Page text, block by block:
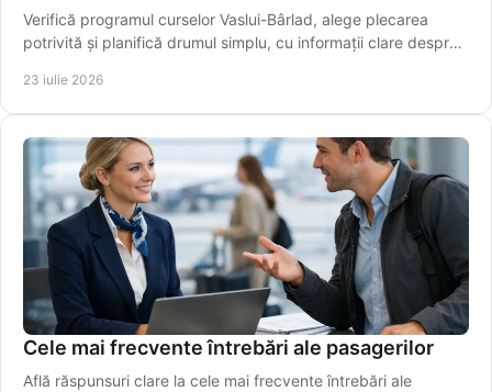
Verifică programul curselor Vaslui-Bârlad, alege plecarea
potrivită și planifică drumul simplu, cu informații clare despre
23 iulie 2026
Cele mai frecvente întrebări ale pasagerilor
Află răspunsuri clare la cele mai frecvente întrebări ale